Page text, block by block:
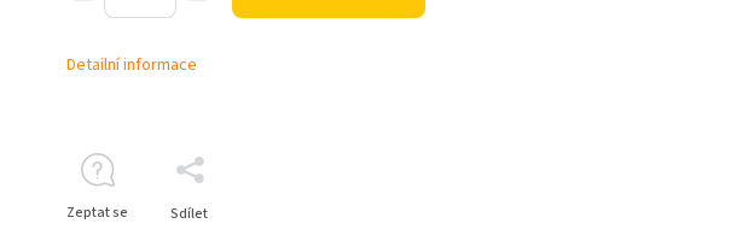
Detailní informace
Zeptat se Sdílet